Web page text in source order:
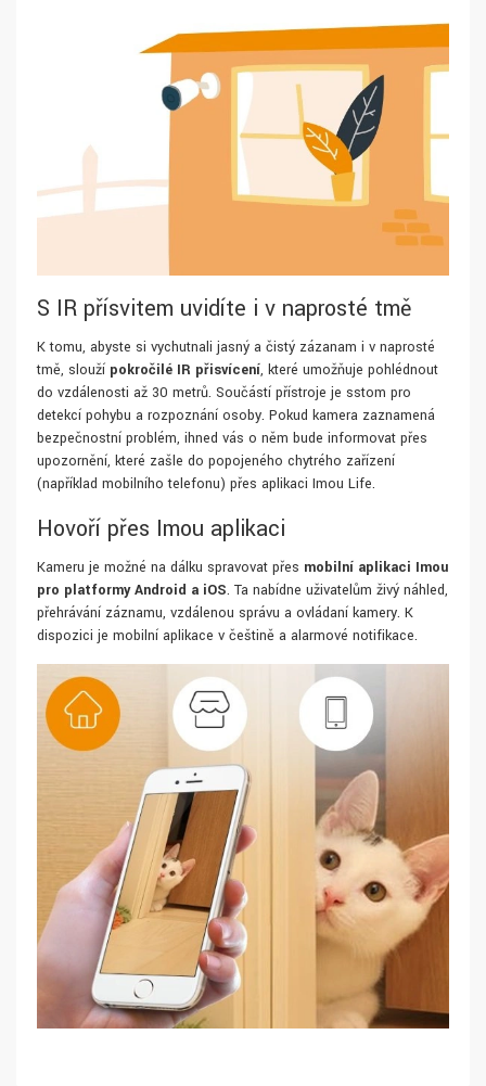
S IR přísvitem uvidíte i v naprosté tmě
K tomu, abyste si vychutnali jasný a čistý zázanam i v naprosté
tmě, slouží pokročilé IR přisvícení, které umožňuje pohlédnout
do vzdálenosti až 30 metrů. Součástí přístroje je sstom pro
detekcí pohybu a rozpoznání osoby. Pokud kamera zaznamená
bezpečnostní problém, ihned vás o něm bude informovat přes
upozornění, které zašle do popojeného chytrého zařízení
(například mobilního telefonu) přes aplikaci Imou Life.
Hovoří přes Imou aplikaci
Kameru je možné na dálku spravovat přes mobilní aplikaci Imou
pro platformy Android a iOS. Ta nabídne uživatelům živý náhled,
přehrávání záznamu, vzdálenou správu a ovládaní kamery. K
dispozici je mobilní aplikace v češtině a alarmové notifikace.